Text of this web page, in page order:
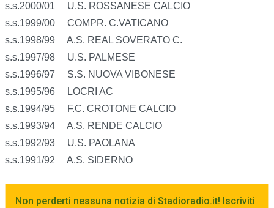
s.s.2000/01 U.S. ROSSANESE CALCIO
s.s.1999/00 COMPR. C.VATICANO
s.s.1998/99 A.S. REAL SOVERATO C.
s.s.1997/98 U.S. PALMESE
s.s.1996/97 S.S. NUOVA VIBONESE
s.s.1995/96 LOCRI AC
s.s.1994/95 F.C. CROTONE CALCIO
s.s.1993/94 A.S. RENDE CALCIO
s.s.1992/93 U.S. PAOLANA
s.s.1991/92 A.S. SIDERNO
Non perderti nessuna notizia di Stadioradio.it! Iscriviti